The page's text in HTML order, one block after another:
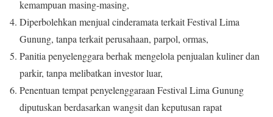
kemampuan masing-masing,
Diperbolehkan menjual cinderamata terkait Festival Lima
Gunung, tanpa terkait perusahaan, parpol, ormas,
Panitia penyelenggara berhak mengelola penjualan kuliner dan
parkir, tanpa melibatkan investor luar,
Penentuan tempat penyelenggaraan Festival Lima Gunung
diputuskan berdasarkan wangsit dan keputusan rapat